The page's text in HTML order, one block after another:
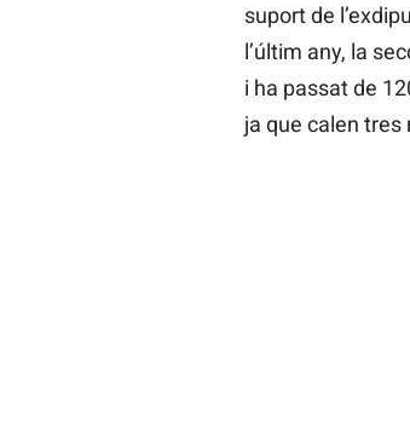
suport de
l’últim any, la
i ha passat de
ja que calen tres